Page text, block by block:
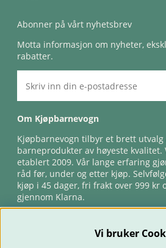
Abonner på vårt nyhetsbrev
Motta informasjon om nyheter,
rabatter.
Om Kjøpbarnevogn
Kjøpbarnevogn tilbyr et brett utvalg
barneprodukter av høyeste kvalitet.
etablert 2009. Vår lange erfaring
råd før, under og etter kjøp.
kjøp i 45 dager, fri frakt over 999 kr
gjennom Klarna.
Vi bruker